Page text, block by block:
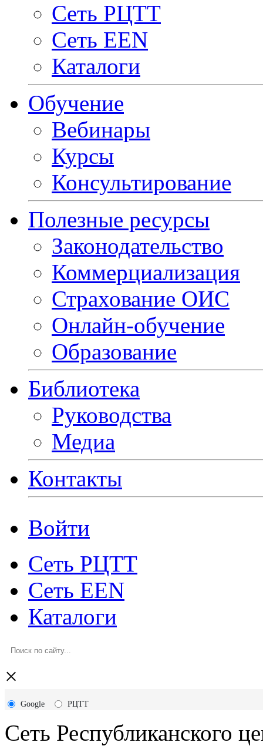
Сеть РЦТТ
Сеть EEN
Каталоги
Обучение
Вебинары
Курсы
Консультирование
Полезные ресурсы
Законодательство
Коммерциализация
Страхование ОИС
Онлайн-обучение
Образование
Библиотека
Руководства
Медиа
Контакты
Войти
Сеть РЦТТ
Сеть EEN
Каталоги
×
Google РЦТТ
Сеть Республиканского